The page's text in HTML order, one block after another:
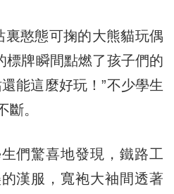
憨態可掬的大熊貓玩偶
標牌瞬間點燃了孩子們的
能這麼好玩！”不少學生
斷。
驚喜地發現，鐵路工
漢服，寬袍大袖間透著